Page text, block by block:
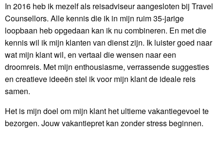
In 2016 heb ik mezelf als reisadviseur aangesloten bij Travel
Counsellors. Alle kennis die ik in mijn ruim 35-jarige
loopbaan heb opgedaan kan ik nu combineren. En met die
kennis wil ik mijn klanten van dienst zijn. Ik luister goed naar
wat mijn klant wil, en vertaal die wensen naar een
droomreis. Met mijn enthousiasme, verrassende suggesties
en creatieve ideeën stel ik voor mijn klant de ideale reis
samen.
Het is mijn doel om mijn klant het ultieme vakantiegevoel te
bezorgen. Jouw vakantiepret kan zonder stress beginnen.